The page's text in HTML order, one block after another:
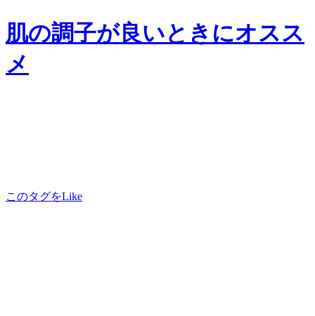
肌の調子が良いときにオスス
メ
このタグをLike